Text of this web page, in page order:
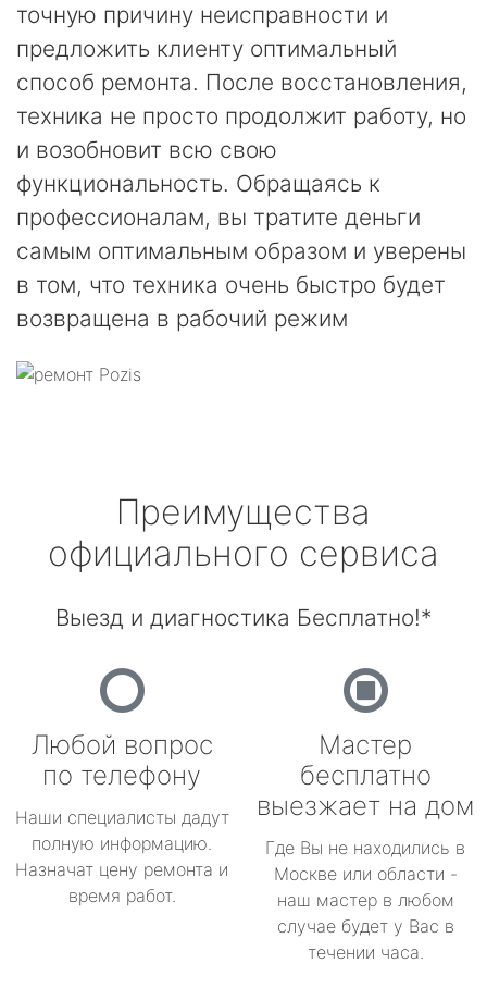
точную причину неисправности и
предложить клиенту оптимальный
способ ремонта. После восстановления,
техника не просто продолжит работу, но
и возобновит всю свою
функциональность. Обращаясь к
профессионалам, вы тратите деньги
самым оптимальным образом и уверены
в том, что техника очень быстро будет
возвращена в рабочий режим
Преимущества
официального сервиса
Выезд и диагностика Бесплатно!*
Любой вопрос
по телефону
Наши специалисты дадут
полную информацию.
Назначат цену ремонта и
время работ.
Мастер
бесплатно
выезжает на дом
Где Вы не находились в
Москве или области -
наш мастер в любом
случае будет у Вас в
течении часа.